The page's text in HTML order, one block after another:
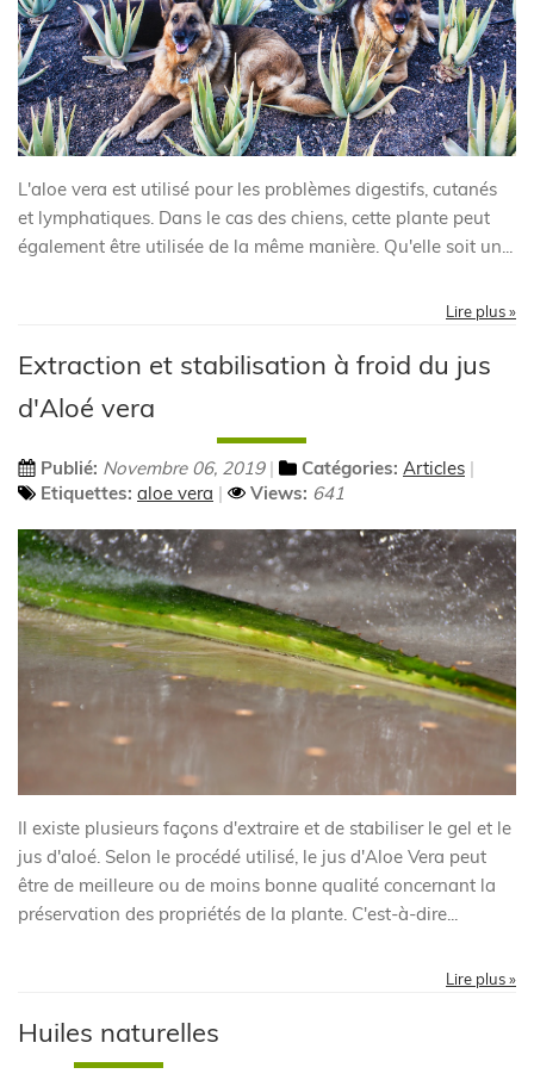
L'aloe vera est utilisé pour les problèmes digestifs, cutanés
et lymphatiques. Dans le cas des chiens, cette plante peut
également être utilisée de la même manière. Qu'elle soit un
Lire plus »
Extraction et stabilisation à froid du jus
d'Aloé vera
Publié: Novembre 06, 2019 Catégories: Articles
Etiquettes: aloe vera Views: 641
Il existe plusieurs façons d'extraire et de stabiliser le gel et le
jus d'aloé. Selon le procédé utilisé, le jus d'Aloe Vera peut
être de meilleure ou de moins bonne qualité concernant la
préservation des propriétés de la plante. C'est-à-dire...
Lire plus »
Huiles naturelles